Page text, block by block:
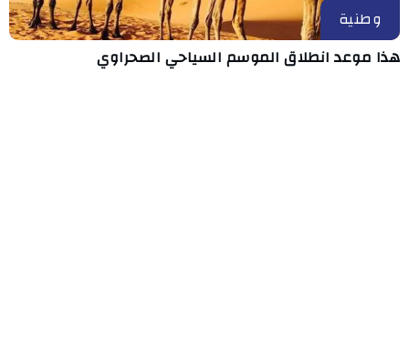
وطنية
هذا موعد انطلاق الموسم السياحي الصحراوي